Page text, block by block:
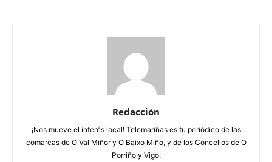
Redacción
¡Nos mueve el interés local! Telemariñas es tu periódico de las
comarcas de O Val Miñor y O Baixo Miño, y de los Concellos de O
Porriño y Vigo.